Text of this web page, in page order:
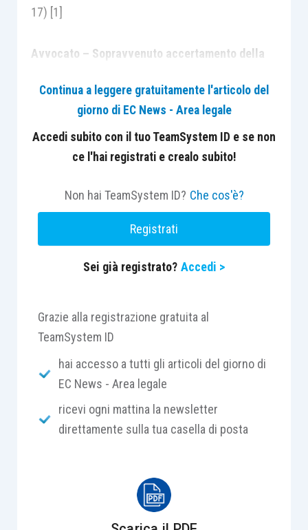
17) [1]
Avvocato – Sopravvenuto accertamento della
l’iscrizione – Cancellazione dall’albo – Difetto
di preventiva convocazione dinanzi al consiglio
dell’ordine territoriale – Nullità del
provvedimento(L. 31 dicembre 2012, n. 247, art.
[1]In tema di impugnazioni esperibili avverso il
provvedimento di cancellazione dall’albo degli
promosso nei confronti del Consiglio Nazionale
[2]Il provvedimento di cancellazione dall’albo degli
avvocati per sopravvenuto accertamento della
originaria insussistenza del titolo esibito per
preventiva convocazione dell’interessato dinanzi al
consiglio dell’ordine territoriale.
Continua a leggere gratuitamente l'articolo del
giorno di EC News - Area legale
Accedi subito con il tuo TeamSystem ID e se non
ce l'hai registrati e crealo subito!
Non hai TeamSystem ID? Che cos'è?
Registrati
Sei già registrato? Accedi >
Grazie alla registrazione gratuita al
TeamSystem ID
hai accesso a tutti gli articoli del giorno di
EC News - Area legale
ricevi ogni mattina la newsletter
direttamente sulla tua casella di posta